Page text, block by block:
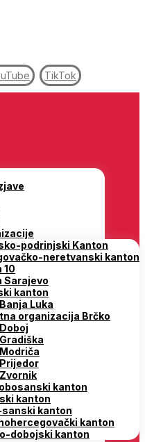
TikTok
podrinjski Kanton
neretvanski kanton
10
Sarajevo
kanton
Luka
organizacija Brčko
kanton
kanton
kanton
kanton
dobojski kanton